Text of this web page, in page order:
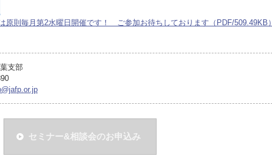
原則毎月第2水曜日開催です！ ご参加お待ちしております（PDF/509.49KB）
支部
セミナー&相談会のお申込み